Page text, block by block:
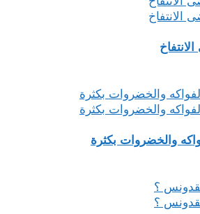
والخضروات بكثرة